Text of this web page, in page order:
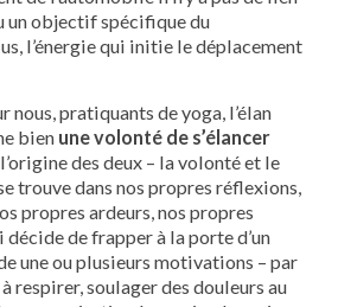
un objectif spécifique du
l’énergie qui initie le déplacement
nous, pratiquants de yoga, l’élan
bien une volonté de s’élancer
l’origine des deux – la volonté et le
trouve dans nos propres réflexions,
propres ardeurs, nos propres
décide de frapper à la porte d’un
une ou plusieurs motivations – par
respirer, soulager des douleurs au